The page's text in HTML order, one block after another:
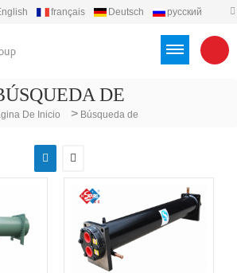
français Deutsch
русский
DE
De Inicio > Búsqueda de